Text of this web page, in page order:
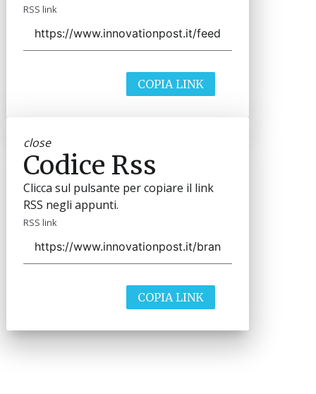
RSS link
COPIA LINK
close
Codice Rss
Clicca sul pulsante per copiare il link
RSS negli appunti.
RSS link
COPIA LINK